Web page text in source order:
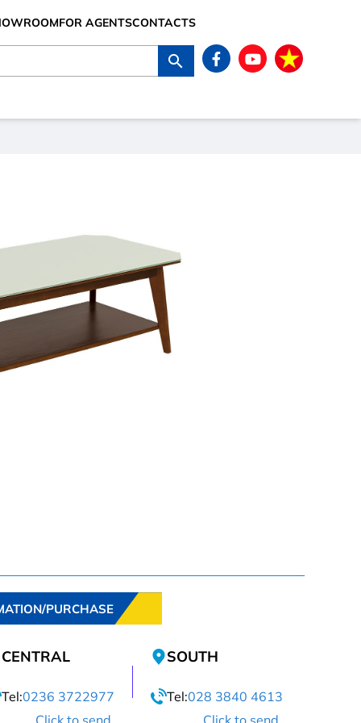
FOR AGENTSCONTACTS
PURCHASE
CENTRAL
Tel:0236 3722977
SOUTH
Tel:028 3840 4613